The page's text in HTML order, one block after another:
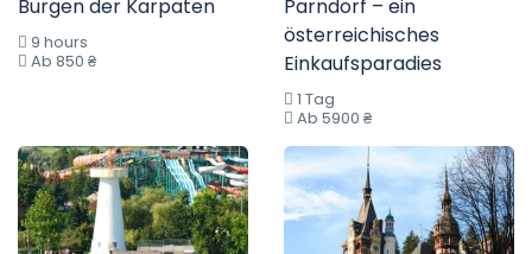
Burgen der Karpaten
9 hours
Ab 850 ₴
Parndorf – ein
österreichisches
Einkaufsparadies
1 Tag
Ab 5900 ₴